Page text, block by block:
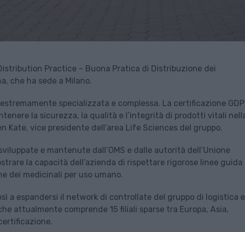
Practice – Buona Pratica di Distribuzione dei
che ha sede a Milano.
specializzata e complessa. La certificazione GDP
la sicurezza, la qualità e l’integrità di prodotti vitali
Kate, vice presidente dell’area Life Sciences del gruppo.
e mantenute dall’OMS e dalle autorità dell’Unione
la capacità dell’azienda di rispettare rigorose linee guida
dei medicinali per uso umano.
a espandersi il network di controllate del gruppo di logistica e
attualmente comprende 15 filiali sparse tra Europa, Asia,